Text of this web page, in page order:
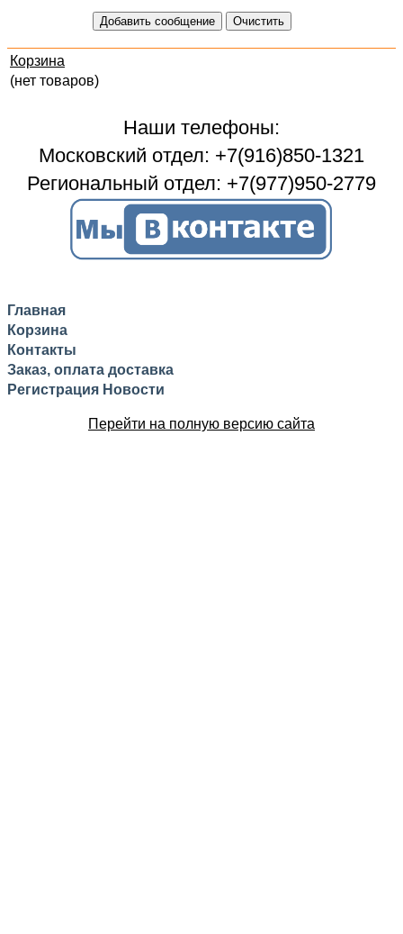
Корзина
(нет товаров)
Наши телефоны:
Московский отдел: +7(916)850-1321
Региональный отдел: +7(977)950-2779
Главная
Корзина
Контакты
Заказ, оплата доставка
Регистрация Новости
Перейти на полную версию сайта